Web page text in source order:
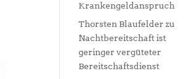
Krankengeldanspruch
Thorsten Blaufelder zu
Nachtbereitschaft ist
geringer vergüteter
Bereitschaftsdienst